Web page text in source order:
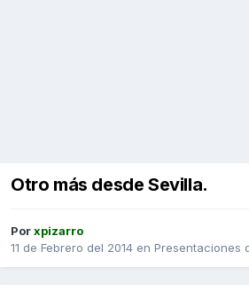
Otro más desde Sevilla.
Porxpizarro
11 de Febrero del 2014 en Presentaciones